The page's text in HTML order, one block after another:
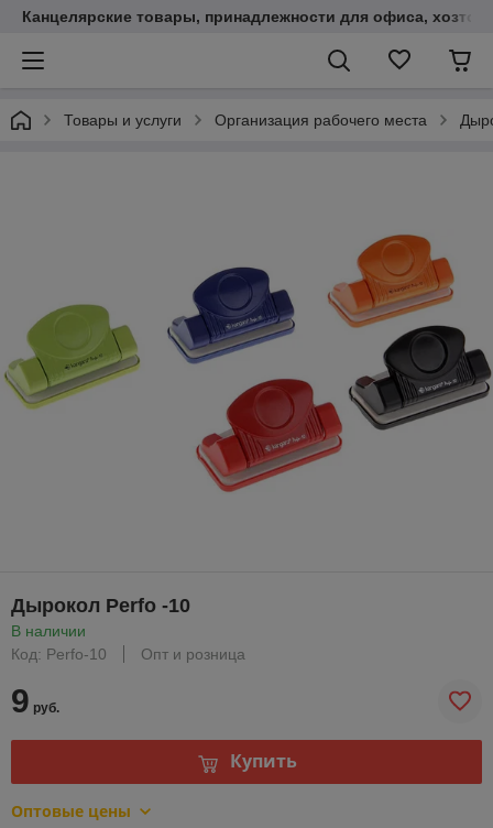
Канцелярские товары, принадлежности для офиса,
Товары и услуги Организация рабочего места
Дырокол Perfo -10
В наличии
Код: Perfo-10
Опт и розница
9 руб.
Купить
Оптовые цены